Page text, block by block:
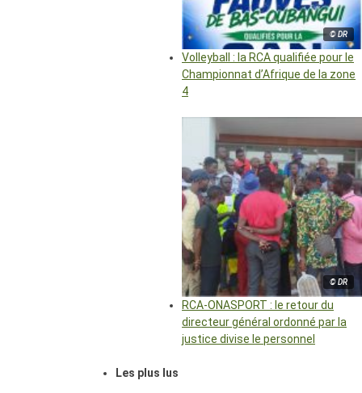
© DR
Volleyball : la RCA qualifiée pour le
Championnat d’Afrique de la zone
4
© DR
RCA-ONASPORT : le retour du
directeur général ordonné par la
justice divise le personnel
Les plus lus